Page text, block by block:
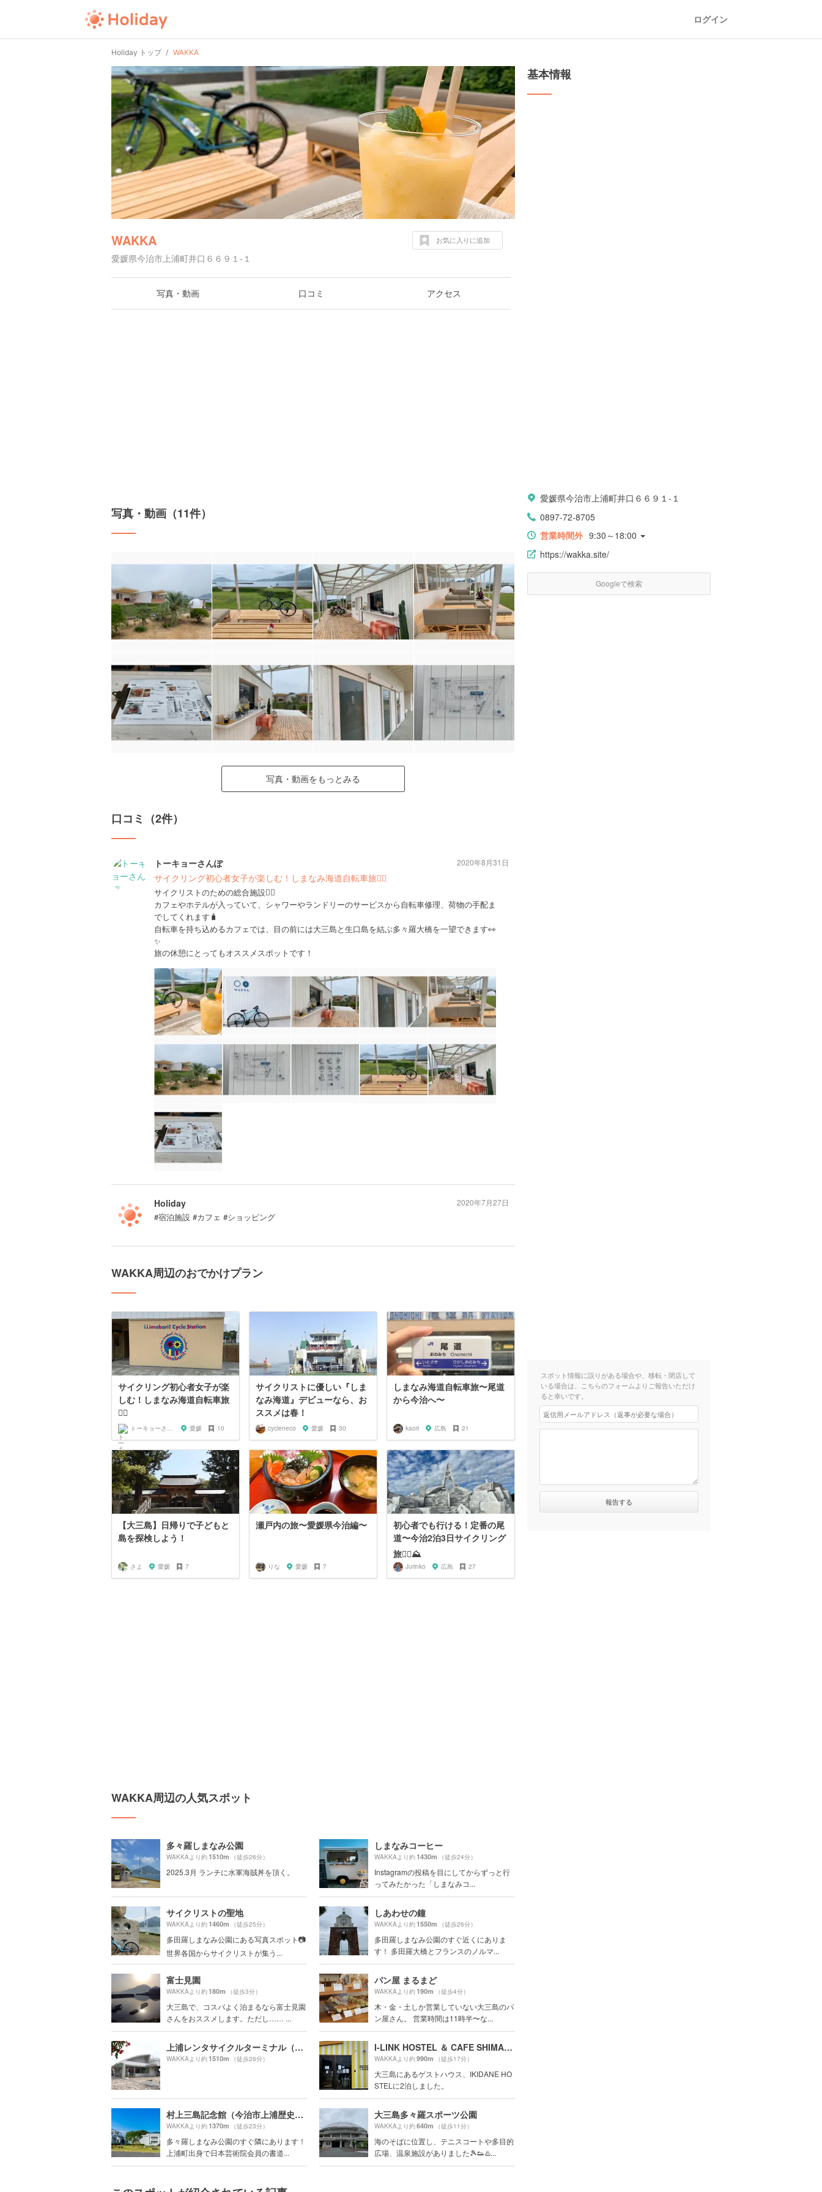
ログイン
Holiday トップ WAKKA
WAKKA
愛媛県今治市上浦町井口６６９１-１
お気に入りに追加
写真・動画 口コミ アクセス
写真・動画（11件）
写真・動画をもっとみる
口コミ（2件）
トーキョーさんぽ
サイクリング初心者女子が楽しむ！しまなみ海道自転車旅🚴‍♀️
サイクリストのための総合施設🚴‍♀️
カフェやホテルが入っていて、シャワーやランドリーのサービスから自転車修理、荷物の手配ま
でしてくれます🧳
自転車を持ち込めるカフェでは、目の前には大三島と生口島を結ぶ多々羅大橋を一望できます👀
✨
旅の休憩にとってもオススメスポットです！
2020年8月31日
Holiday
#宿泊施設 #カフェ #ショッピング
2020年7月27日
WAKKA周辺のおでかけプラン
サイクリング初心者女子が楽
しむ！しまなみ海道自転車旅
🚴‍♀️
トーキョーさんぽ 愛媛 10
サイクリストに優しい『しま
なみ海道』デビューなら、お
ススメは春！
cycleneco 愛媛 30
しまなみ海道自転車旅〜尾道
から今治へ〜
kaori 広島 21
【大三島】日帰りで子どもと
島を探検しよう！
さよ 愛媛 7
瀬戸内の旅〜愛媛県今治編〜
りな 愛媛 7
初心者でも行ける！定番の尾
道〜今治2泊3日サイクリング
旅🚴‍♀️⛰
Jurinko 広島 27
WAKKA周辺の人気スポット
多々羅しまなみ公園
WAKKAより約1510m （徒歩26分）
2025.3月 ランチに水軍海賊丼を頂く。
しまなみコーヒー
WAKKAより約1430m （徒歩24分）
Instagramの投稿を目にしてからずっと行
ってみたかった「しまなみコ...
サイクリストの聖地
WAKKAより約1460m （徒歩25分）
多田羅しまなみ公園にある写真スポット📷
世界各国からサイクリストが集う...
しあわせの鐘
WAKKAより約1550m （徒歩26分）
多田羅しまなみ公園のすぐ近くにありま
す！ 多田羅大橋とフランスのノルマ...
富士見園
WAKKAより約180m （徒歩3分）
大三島で、コスパよく泊まるなら富士見園
さんをおススメします。ただし…… ...
パン屋 まるまど
WAKKAより約190m （徒歩4分）
木・金・土しか営業していない大三島のパ
ン屋さん。 営業時間は11時半〜な...
上浦レンタサイクルターミナル（道の駅「多々羅しまなみ公園」）
WAKKAより約1510m （徒歩26分）
I-LINK HOSTEL ＆ CAFE SHIMANAMI（旧：IKIDANE HOSTEL & CAFE SHIMANAMI）
WAKKAより約990m （徒歩17分）
大三島にあるゲストハウス、IKIDANE HO
STELに2泊しました。
村上三島記念館（今治市上浦歴史民俗資料館）
WAKKAより約1370m （徒歩23分）
多々羅しまなみ公園のすぐ隣にあります！
上浦町出身で日本芸術院会員の書道...
大三島多々羅スポーツ公園
WAKKAより約640m （徒歩11分）
海のそばに位置し、テニスコートや多目的
広場、温泉施設がありました🎾👟♨️...
基本情報
愛媛県今治市上浦町井口６６９１-１
0897-72-8705
営業時間外 9:30～18:00
https://wakka.site/
Googleで検索
スポット情報に誤りがある場合や、移転・閉店して
いる場合は、こちらのフォームよりご報告いただけ
ると幸いです。